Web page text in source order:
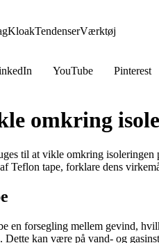
KloakTendenserVærktøj
YouTube Pinterest
omkring
til at vikle omkring isoleringen
Teflon tape, forklare dens
en forsegling mellem gevind,
kan være på vand- og